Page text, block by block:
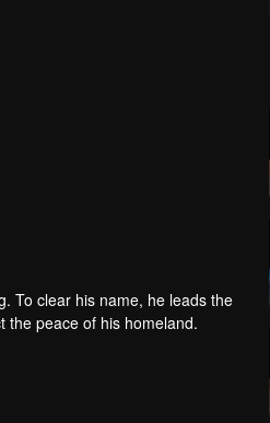
To clear his name, he leads the
the peace of his homeland.